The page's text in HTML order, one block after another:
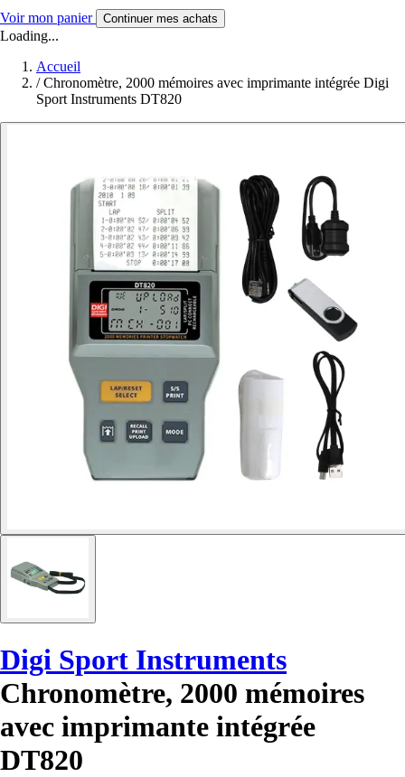
Voir mon panier Continuer mes achats
Loading...
Accueil
/ Chronomètre, 2000 mémoires avec imprimante intégrée Digi
Sport Instruments DT820
Digi Sport Instruments
Chronomètre, 2000 mémoires
avec imprimante intégrée
DT820